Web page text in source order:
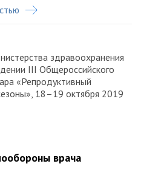
гинекологов, комитета
(РООАГ РО)
специалистов
(МАРС)
акушерство,
здравоохранения
III Общероссийского
«Репродуктивный
18–19 октября 2019
врача